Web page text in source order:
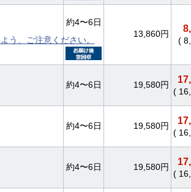
う、ご注意ください。
約4〜6日
13,860円
(
約4〜6日 19,580円
(
約4〜6日 19,580円
(
約4〜6日 19,580円
(